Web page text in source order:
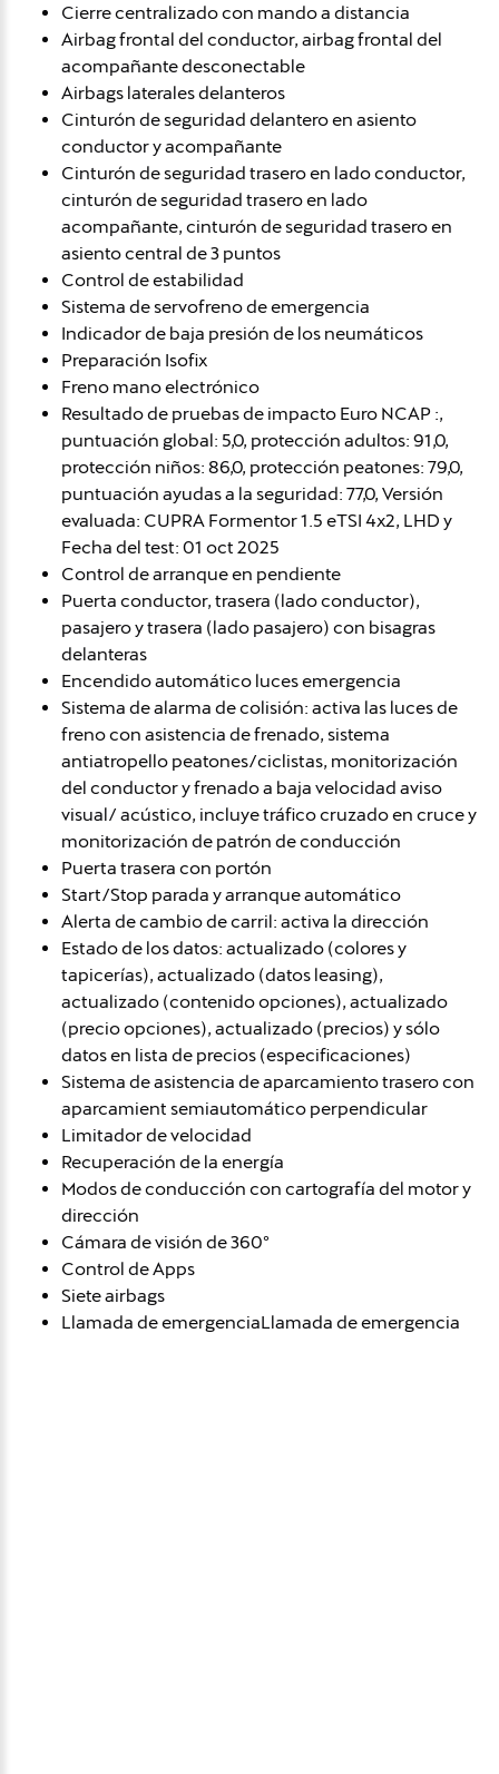
Cierre centralizado con mando a distancia
Airbag frontal del conductor, airbag frontal del
acompañante desconectable
Airbags laterales delanteros
Cinturón de seguridad delantero en asiento
conductor y acompañante
Cinturón de seguridad trasero en lado conductor,
cinturón de seguridad trasero en lado
acompañante, cinturón de seguridad trasero en
asiento central de 3 puntos
Control de estabilidad
Sistema de servofreno de emergencia
Indicador de baja presión de los neumáticos
Preparación Isofix
Freno mano electrónico
Resultado de pruebas de impacto Euro NCAP :,
puntuación global: 5,0, protección adultos: 91,0,
protección niños: 86,0, protección peatones: 79,0,
puntuación ayudas a la seguridad: 77,0, Versión
evaluada: CUPRA Formentor 1.5 eTSI 4x2, LHD y
Fecha del test: 01 oct 2025
Control de arranque en pendiente
Puerta conductor, trasera (lado conductor),
pasajero y trasera (lado pasajero) con bisagras
delanteras
Encendido automático luces emergencia
Sistema de alarma de colisión: activa las luces de
freno con asistencia de frenado, sistema
antiatropello peatones/ciclistas, monitorización
del conductor y frenado a baja velocidad aviso
visual/ acústico, incluye tráfico cruzado en cruce y
monitorización de patrón de conducción
Puerta trasera con portón
Start/Stop parada y arranque automático
Alerta de cambio de carril: activa la dirección
Estado de los datos: actualizado (colores y
tapicerías), actualizado (datos leasing),
actualizado (contenido opciones), actualizado
(precio opciones), actualizado (precios) y sólo
datos en lista de precios (especificaciones)
Sistema de asistencia de aparcamiento trasero con
aparcamient semiautomático perpendicular
Limitador de velocidad
Recuperación de la energía
Modos de conducción con cartografía del motor y
dirección
Cámara de visión de 360º
Control de Apps
Siete airbags
Llamada de emergenciaLlamada de emergencia